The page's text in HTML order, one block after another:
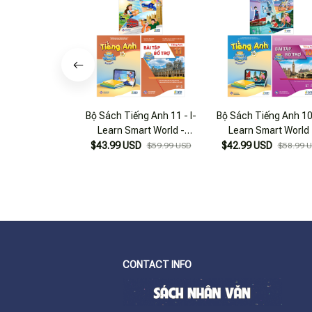
Bộ Sách Tiếng Anh 11 - I-
Learn Smart World -
Student's Book + Workbook
$43.99 USD $59.99 USD
Bộ Sách Tiếng Anh
Learn Smart World
Student's Book +
$42.99 USD $58.99
CONTACT INFO